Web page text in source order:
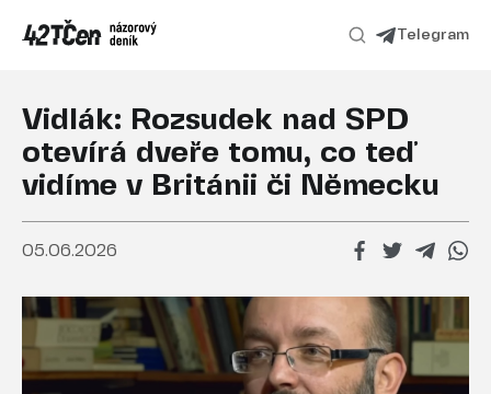
Telegram
Vidlák: Rozsudek nad SPD
otevírá dveře tomu, co teď
vidíme v Británii či Německu
05.06.2026